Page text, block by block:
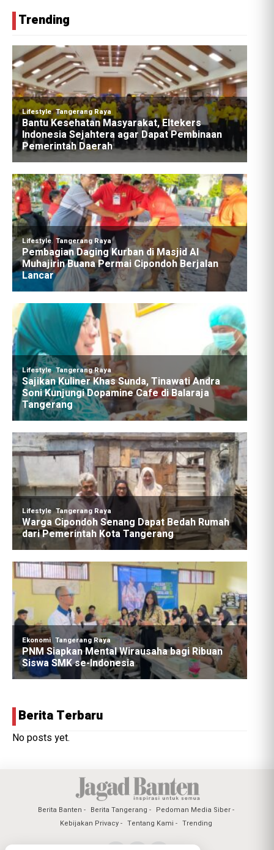
Trending
Berita Terbaru
No posts yet.
Berita Banten Berita Tangerang
Pedoman Media Siber
Kebijakan Privacy
Tentang Kami Trending